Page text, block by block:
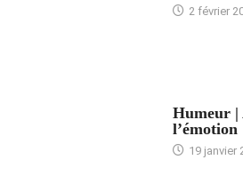
2 février
Humeur |
l’émotion
19 janvier